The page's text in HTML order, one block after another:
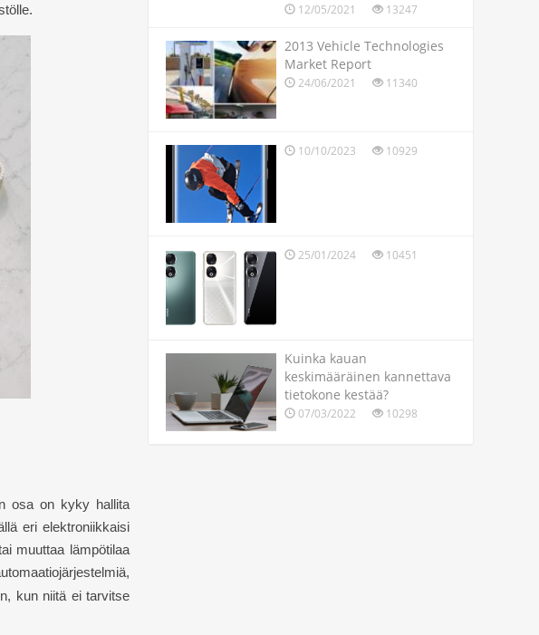
osa on kyky hallita
eri elektroniikkaisi
muuttaa lämpötilaa
kun niitä ei tarvitse
12/05/2021 13247
2013 Vehicle Technologies
Market Report
24/06/2021 11340
10/10/2023 10929
25/01/2024 10451
Kuinka kauan
keskimääräinen kannettava
tietokone kestää?
07/03/2022 10298